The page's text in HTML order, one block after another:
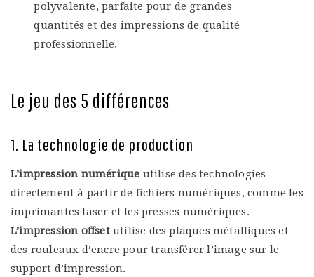
polyvalente, parfaite pour de grandes
quantités et des impressions de qualité
professionnelle.
Le jeu des 5 différences
1. La technologie de production
L’impression numérique utilise des technologies
directement à partir de fichiers numériques, comme les
imprimantes laser et les presses numériques.
L’impression offset utilise des plaques métalliques et
des rouleaux d’encre pour transférer l’image sur le
support d’impression.